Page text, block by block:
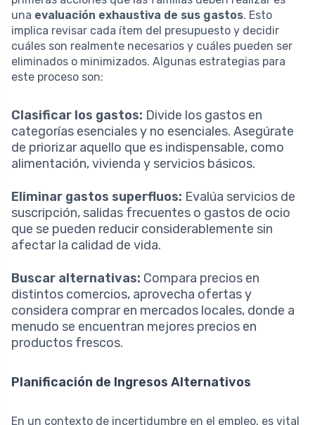
una evaluación exhaustiva de sus gastos. Esto
implica revisar cada ítem del presupuesto y decidir
cuáles son realmente necesarios y cuáles pueden ser
eliminados o minimizados. Algunas estrategias para
este proceso son:
Clasificar los gastos: Divide los gastos en
categorías esenciales y no esenciales. Asegúrate
de priorizar aquello que es indispensable, como
alimentación, vivienda y servicios básicos.
Eliminar gastos superfluos: Evalúa servicios de
suscripción, salidas frecuentes o gastos de ocio
que se pueden reducir considerablemente sin
afectar la calidad de vida.
Buscar alternativas: Compara precios en
distintos comercios, aprovecha ofertas y
considera comprar en mercados locales, donde a
menudo se encuentran mejores precios en
productos frescos.
Planificación de Ingresos Alternativos
En un contexto de incertidumbre en el empleo, es vital